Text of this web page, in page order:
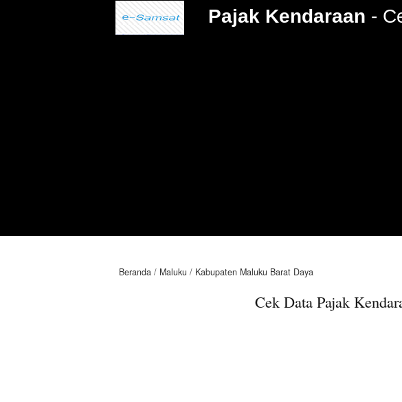
Pajak Kendaraan
Beranda Maluku Kabupaten Maluku Barat Daya
Cek Data Pajak